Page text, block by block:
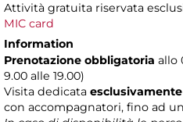
Attività gratuita riservata
MIC card
Information
Prenotazione obbligatoria allo
9.00 alle 19.00)
Visita dedicata esclusivamente
con accompagnatori, fino ad